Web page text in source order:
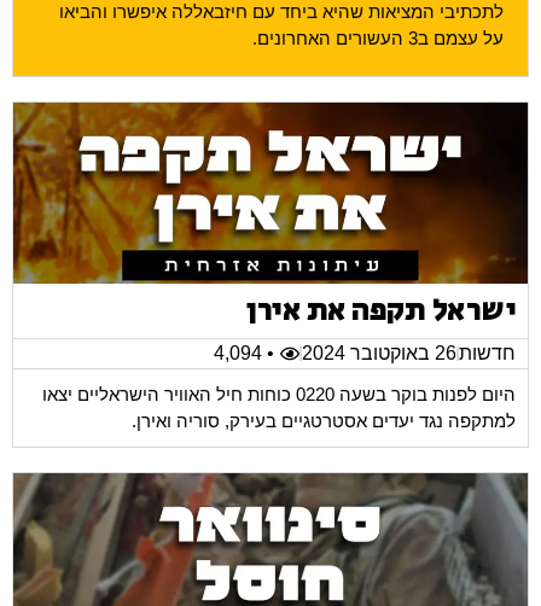
לתכתיבי המציאות שהיא ביחד עם חיזבאללה איפשרו והביאו
על עצמם ב3 העשורים האחרונים.
ישראל תקפה את אירן
חדשות26 באוקטובר 2024
• 4,094
היום לפנות בוקר בשעה 0220 כוחות חיל האוויר הישראליים יצאו
למתקפה נגד יעדים אסטרטגיים בעירק, סוריה ואירן.